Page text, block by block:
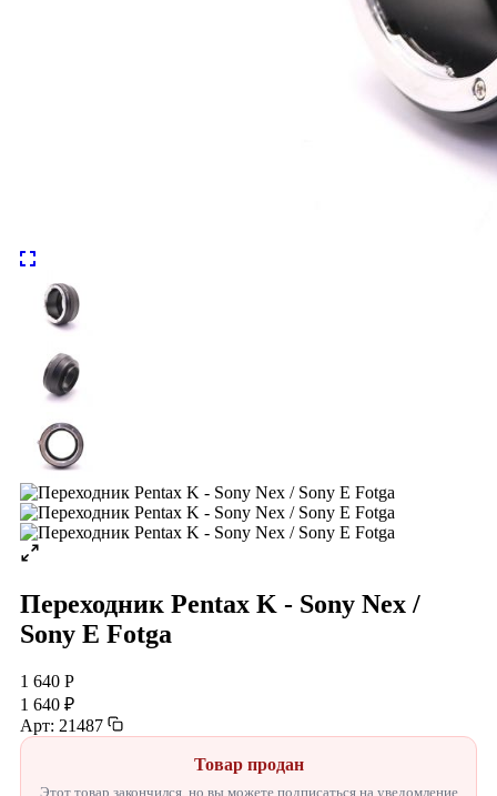
Переходник Pentax K - Sony Nex /
Sony E Fotga
1 640 Р
1 640 ₽
Арт: 21487
Товар продан
Этот товар закончился, но вы можете подписаться на уведомление